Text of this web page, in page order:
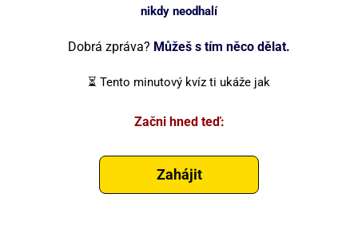
nikdy neodhalí
Dobrá zpráva? Můžeš s tím něco dělat.
⏳ Tento minutový kvíz ti ukáže jak
Začni hned teď: